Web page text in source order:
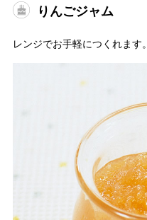
りんごジャム
レンジでお手軽につくれます。